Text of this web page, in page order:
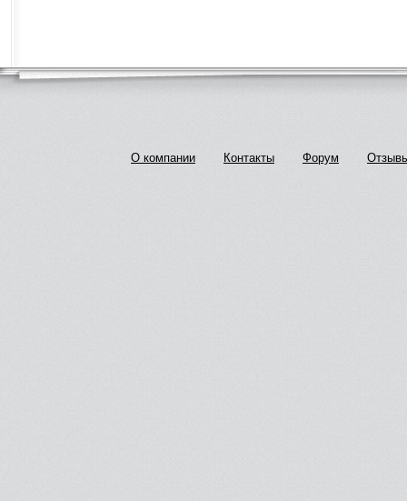
О компании Контакты Форум